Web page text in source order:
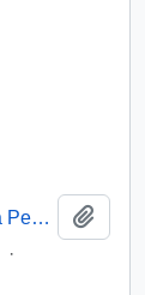
[Carta del Jefe de Gabinete Presidencial a Pedro Correa]
·